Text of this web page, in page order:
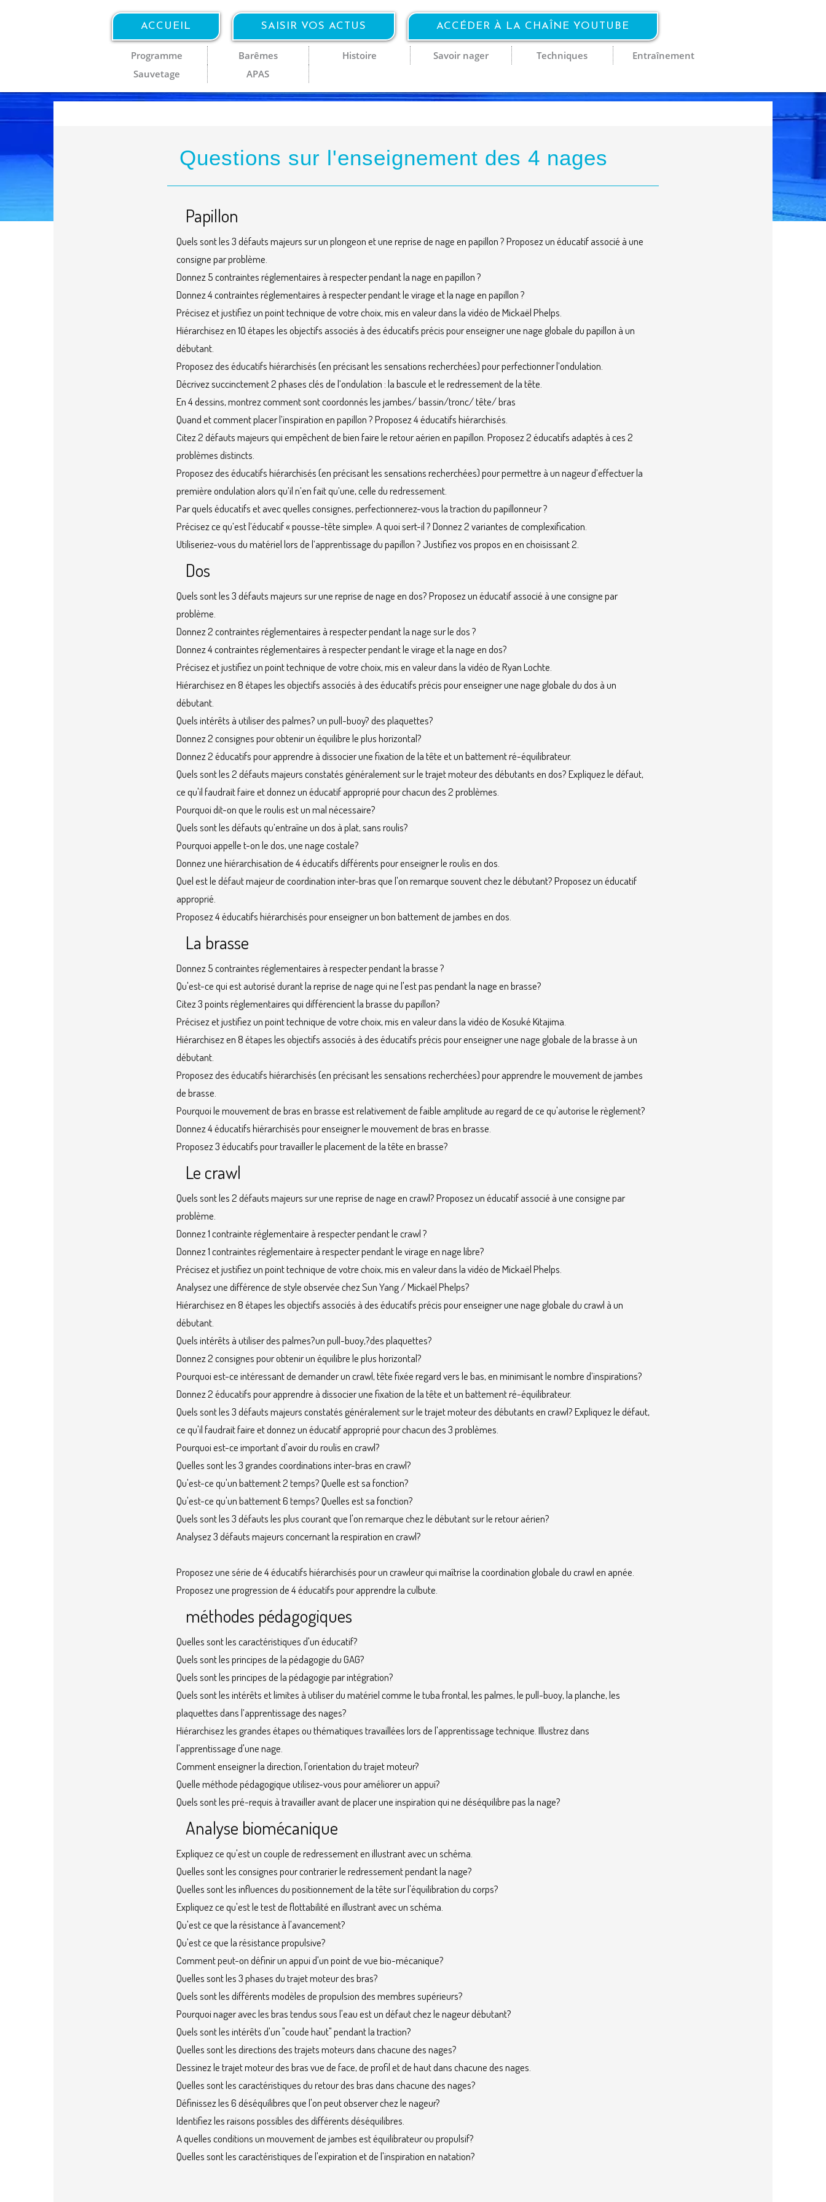
ACCUEIL SAISIR VOS ACTUS ACCÉDER À LA CHAÎNE YOUTUBE
Programme Barêmes Histoire Savoir nager Techniques
Entraînement
Sauvetage
APAS
Questions sur l'enseignement des 4 nages
Papillon
Quels sont les 3 défauts majeurs sur un plongeon et une reprise de nage en papillon ? Proposez un éducatif associé à une
consigne par problème.
Donnez 5 contraintes réglementaires à respecter pendant la nage en papillon ?
Donnez 4 contraintes réglementaires à respecter pendant le virage et la nage en papillon ?
Précisez et justifiez un point technique de votre choix, mis en valeur dans la vidéo de Mickaël Phelps.
Hiérarchisez en 1O étapes les objectifs associés à des éducatifs précis pour enseigner une nage globale du papillon à un
débutant.
Proposez des éducatifs hiérarchisés (en précisant les sensations recherchées) pour perfectionner l’ondulation.
Décrivez succinctement 2 phases clés de l’ondulation : la bascule et le redressement de la tête.
En 4 dessins, montrez comment sont coordonnés les jambes/ bassin/tronc/ tête/ bras
Quand et comment placer l’inspiration en papillon ? Proposez 4 éducatifs hiérarchisés.
Citez 2 défauts majeurs qui empêchent de bien faire le retour aérien en papillon. Proposez 2 éducatifs adaptés à ces 2
problèmes distincts.
Proposez des éducatifs hiérarchisés (en précisant les sensations recherchées) pour permettre à un nageur d’effectuer la
première ondulation alors qu’il n’en fait qu’une, celle du redressement.
Par quels éducatifs et avec quelles consignes, perfectionnerez-vous la traction du papillonneur ?
Précisez ce qu’est l’éducatif « pousse-tête simple». A quoi sert-il ? Donnez 2 variantes de complexification.
Utiliseriez-vous du matériel lors de l’apprentissage du papillon ? Justifiez vos propos en en choisissant 2.
Dos
Quels sont les 3 défauts majeurs sur une reprise de nage en dos? Proposez un éducatif associé à une consigne par
problème.
Donnez 2 contraintes réglementaires à respecter pendant la nage sur le dos ?
Donnez 4 contraintes réglementaires à respecter pendant le virage et la nage en dos?
Précisez et justifiez un point technique de votre choix, mis en valeur dans la vidéo de Ryan Lochte.
Hiérarchisez en 8 étapes les objectifs associés à des éducatifs précis pour enseigner une nage globale du dos à un
débutant.
Quels intérêts à utiliser des palmes? un pull-buoy? des plaquettes?
Donnez 2 consignes pour obtenir un équilibre le plus horizontal?
Donnez 2 éducatifs pour apprendre à dissocier une fixation de la tête et un battement ré-équilibrateur.
Quels sont les 2 défauts majeurs constatés généralement sur le trajet moteur des débutants en dos? Expliquez le défaut,
ce qu'il faudrait faire et donnez un éducatif approprié pour chacun des 2 problèmes.
Pourquoi dit-on que le roulis est un mal nécessaire?
Quels sont les défauts qu’entraîne un dos à plat, sans roulis?
Pourquoi appelle t-on le dos, une nage costale?
Donnez une hiérarchisation de 4 éducatifs différents pour enseigner le roulis en dos.
Quel est le défaut majeur de coordination inter-bras que l'on remarque souvent chez le débutant? Proposez un éducatif
approprié.
Proposez 4 éducatifs hiérarchisés pour enseigner un bon battement de jambes en dos.
La brasse
Donnez 5 contraintes réglementaires à respecter pendant la brasse ?
Qu'est-ce qui est autorisé durant la reprise de nage qui ne l'est pas pendant la nage en brasse?
Citez 3 points réglementaires qui différencient la brasse du papillon?
Précisez et justifiez un point technique de votre choix, mis en valeur dans la vidéo de Kosuké Kitajima.
Hiérarchisez en 8 étapes les objectifs associés à des éducatifs précis pour enseigner une nage globale de la brasse à un
débutant.
Proposez des éducatifs hiérarchisés (en précisant les sensations recherchées) pour apprendre le mouvement de jambes
de brasse.
Pourquoi le mouvement de bras en brasse est relativement de faible amplitude au regard de ce qu'autorise le règlement?
Donnez 4 éducatifs hiérarchisés pour enseigner le mouvement de bras en brasse.
Proposez 3 éducatifs pour travailler le placement de la tête en brasse?
Le crawl
Quels sont les 2 défauts majeurs sur une reprise de nage en crawl? Proposez un éducatif associé à une consigne par
problème.
Donnez 1 contrainte réglementaire à respecter pendant le crawl ?
Donnez 1 contraintes réglementaire à respecter pendant le virage en nage libre?
Précisez et justifiez un point technique de votre choix, mis en valeur dans la vidéo de Mickaël Phelps.
Analysez une différence de style observée chez Sun Yang / Mickaël Phelps?
Hiérarchisez en 8 étapes les objectifs associés à des éducatifs précis pour enseigner une nage globale du crawl à un
débutant.
Quels intérêts à utiliser des palmes?un pull-buoy,?des plaquettes?
Donnez 2 consignes pour obtenir un équilibre le plus horizontal?
Pourquoi est-ce intéressant de demander un crawl, tête fixée regard vers le bas, en minimisant le nombre d’inspirations?
Donnez 2 éducatifs pour apprendre à dissocier une fixation de la tête et un battement ré-équilibrateur.
Quels sont les 3 défauts majeurs constatés généralement sur le trajet moteur des débutants en crawl? Expliquez le défaut,
ce qu'il faudrait faire et donnez un éducatif approprié pour chacun des 3 problèmes.
Pourquoi est-ce important d'avoir du roulis en crawl?
Quelles sont les 3 grandes coordinations inter-bras en crawl?
Qu'est-ce qu'un battement 2 temps? Quelle est sa fonction?
Qu'est-ce qu'un battement 6 temps? Quelles est sa fonction?
Quels sont les 3 défauts les plus courant que l'on remarque chez le débutant sur le retour aérien?
Analysez 3 défauts majeurs concernant la respiration en crawl?
Proposez une série de 4 éducatifs hiérarchisés pour un crawleur qui maîtrise la coordination globale du crawl en apnée.
Proposez une progression de 4 éducatifs pour apprendre la culbute.
méthodes pédagogiques
Quelles sont les caractéristiques d'un éducatif?
Quels sont les principes de la pédagogie du GAG?
Quels sont les principes de la pédagogie par intégration?
Quels sont les intérêts et limites à utiliser du matériel comme le tuba frontal, les palmes, le pull-buoy, la planche, les
plaquettes dans l’apprentissage des nages?
Hiérarchisez les grandes étapes ou thématiques travaillées lors de l'apprentissage technique. Illustrez dans
l'apprentissage d'une nage.
Comment enseigner la direction, l'orientation du trajet moteur?
Quelle méthode pédagogique utilisez-vous pour améliorer un appui?
Quels sont les pré-requis à travailler avant de placer une inspiration qui ne déséquilibre pas la nage?
Analyse biomécanique
Expliquez ce qu'est un couple de redressement en illustrant avec un schéma.
Quelles sont les consignes pour contrarier le redressement pendant la nage?
Quelles sont les influences du positionnement de la tête sur l'équilibration du corps?
Expliquez ce qu'est le test de flottabilité en illustrant avec un schéma.
Qu'est ce que la résistance à l'avancement?
Qu'est ce que la résistance propulsive?
Comment peut-on définir un appui d'un point de vue bio-mécanique?
Quelles sont les 3 phases du trajet moteur des bras?
Quels sont les différents modèles de propulsion des membres supérieurs?
Pourquoi nager avec les bras tendus sous l'eau est un défaut chez le nageur débutant?
Quels sont les intérêts d'un "coude haut" pendant la traction?
Quelles sont les directions des trajets moteurs dans chacune des nages?
Dessinez le trajet moteur des bras vue de face, de profil et de haut dans chacune des nages.
Quelles sont les caractéristiques du retour des bras dans chacune des nages?
Définissez les 6 déséquilibres que l'on peut observer chez le nageur?
Identifiez les raisons possibles des différents déséquilibres.
A quelles conditions un mouvement de jambes est équilibrateur ou propulsif?
Quelles sont les caractéristiques de l'expiration et de l'inspiration en natation?